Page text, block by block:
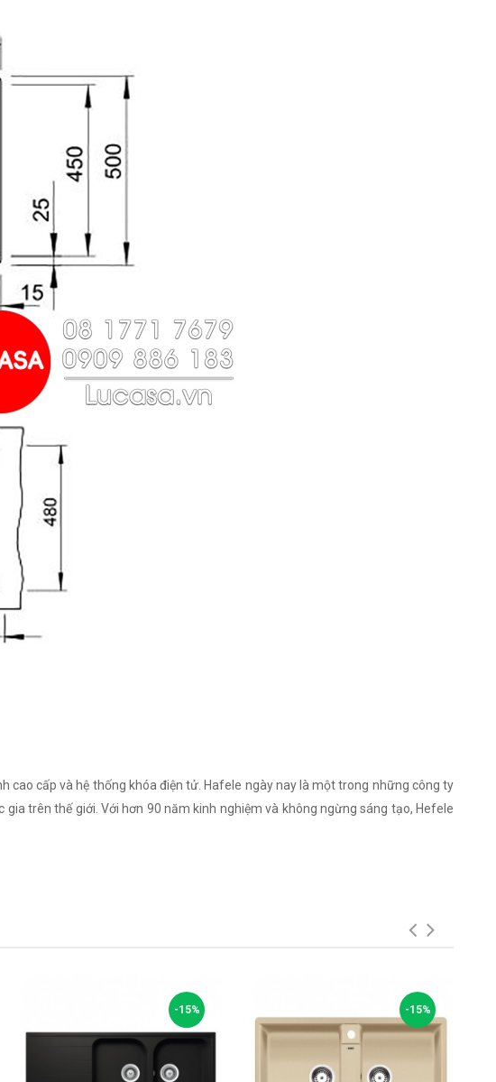
cao cấp và hệ thống khóa điện tử. Hafele ngày nay là một trong những công ty
trên thế giới. Với hơn 90 năm kinh nghiệm và không ngừng sáng tạo, Hefele
-15% -15%